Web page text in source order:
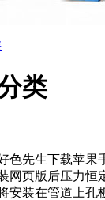
类
好色先生下载苹
网页版后压力恒
安装在管道上